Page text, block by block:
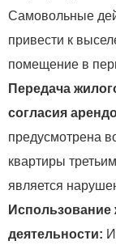
Самовольные
привести к
помещение в
Передача
согласия
предусмотрена
квартиры
является
деятельности: